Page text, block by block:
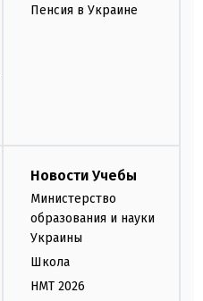
Пенсия в Украине
Новости Учебы
Министерство
образования и науки
Украины
Школа
НМТ 2026